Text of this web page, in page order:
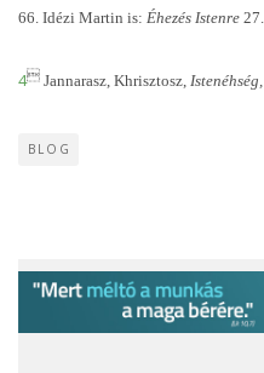
66. Idézi Martin is: Éhezés Istenre 27.
4 Jannarasz, Khrisztosz, Istenéhség,
BLOG